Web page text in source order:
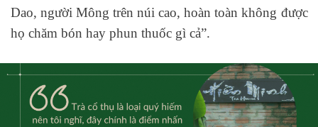
Dao, người Mông trên núi cao, hoàn toàn không được
họ chăm bón hay phun thuốc gì cả”.